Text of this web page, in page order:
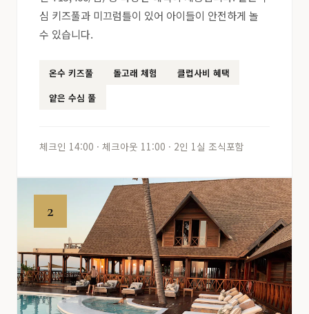
심 키즈풀과 미끄럼틀이 있어 아이들이 안전하게 놀
수 있습니다.
온수 키즈풀 돌고래 체험
클럽사비 혜택
얕은 수심 풀
체크인 14:00 · 체크아웃 11:00 · 2인 1실 조식포함
2